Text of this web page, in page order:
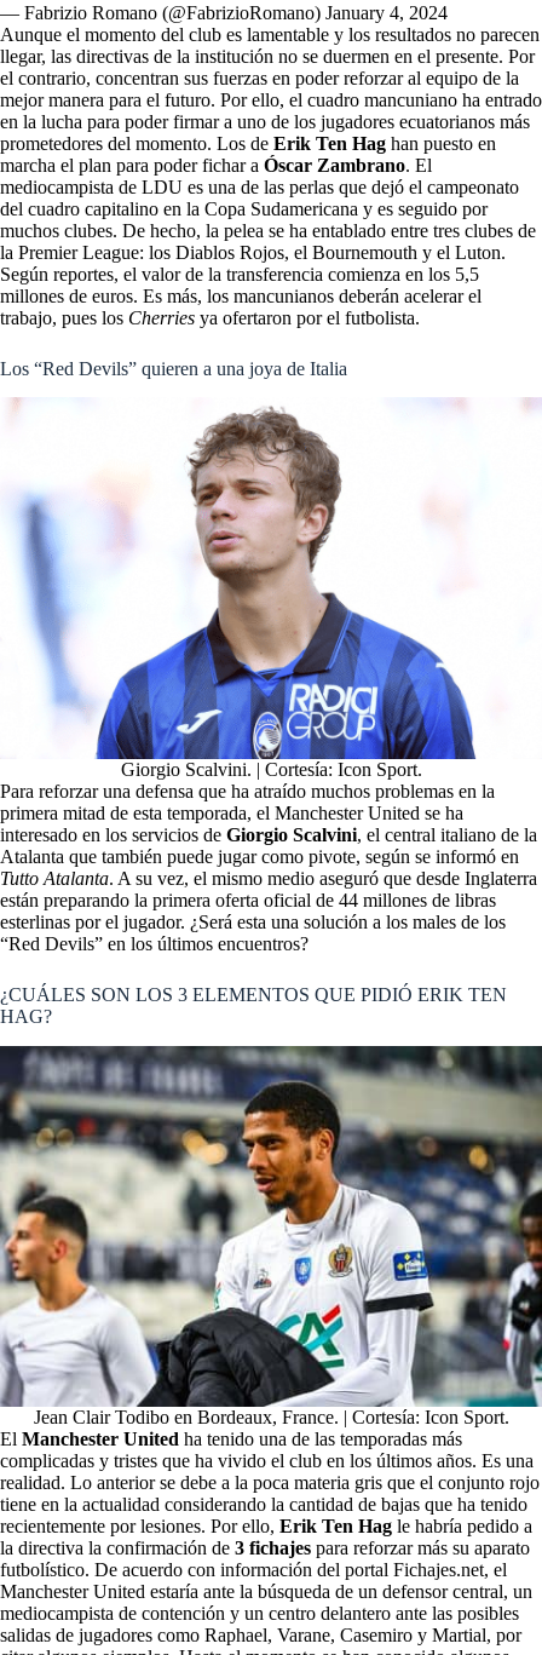
— Fabrizio Romano (@FabrizioRomano) January 4, 2024
Aunque el momento del club es lamentable y los resultados no parecen
llegar, las directivas de la institución no se duermen en el presente. Por
el contrario, concentran sus fuerzas en poder reforzar al equipo de la
mejor manera para el futuro. Por ello, el cuadro mancuniano ha entrado
en la lucha para poder firmar a uno de los jugadores ecuatorianos más
prometedores del momento. Los de Erik Ten Hag han puesto en
marcha el plan para poder fichar a Óscar Zambrano. El
mediocampista de LDU es una de las perlas que dejó el campeonato
del cuadro capitalino en la Copa Sudamericana y es seguido por
muchos clubes. De hecho, la pelea se ha entablado entre tres clubes de
la Premier League: los Diablos Rojos, el Bournemouth y el Luton.
Según reportes, el valor de la transferencia comienza en los 5,5
millones de euros. Es más, los mancunianos deberán acelerar el
trabajo, pues los Cherries ya ofertaron por el futbolista.
Los “Red Devils” quieren a una joya de Italia
Giorgio Scalvini. | Cortesía: Icon Sport.
Para reforzar una defensa que ha atraído muchos problemas en la
primera mitad de esta temporada, el Manchester United se ha
interesado en los servicios de Giorgio Scalvini, el central italiano de la
Atalanta que también puede jugar como pivote, según se informó en
Tutto Atalanta. A su vez, el mismo medio aseguró que desde Inglaterra
están preparando la primera oferta oficial de 44 millones de libras
esterlinas por el jugador. ¿Será esta una solución a los males de los
“Red Devils” en los últimos encuentros?
¿CUÁLES SON LOS 3 ELEMENTOS QUE PIDIÓ ERIK TEN
HAG?
Jean Clair Todibo en Bordeaux, France. | Cortesía: Icon Sport.
El Manchester United ha tenido una de las temporadas más
complicadas y tristes que ha vivido el club en los últimos años. Es una
realidad. Lo anterior se debe a la poca materia gris que el conjunto rojo
tiene en la actualidad considerando la cantidad de bajas que ha tenido
recientemente por lesiones. Por ello, Erik Ten Hag le habría pedido a
la directiva la confirmación de 3 fichajes para reforzar más su aparato
futbolístico. De acuerdo con información del portal Fichajes.net, el
Manchester United estaría ante la búsqueda de un defensor central, un
mediocampista de contención y un centro delantero ante las posibles
salidas de jugadores como Raphael, Varane, Casemiro y Martial, por